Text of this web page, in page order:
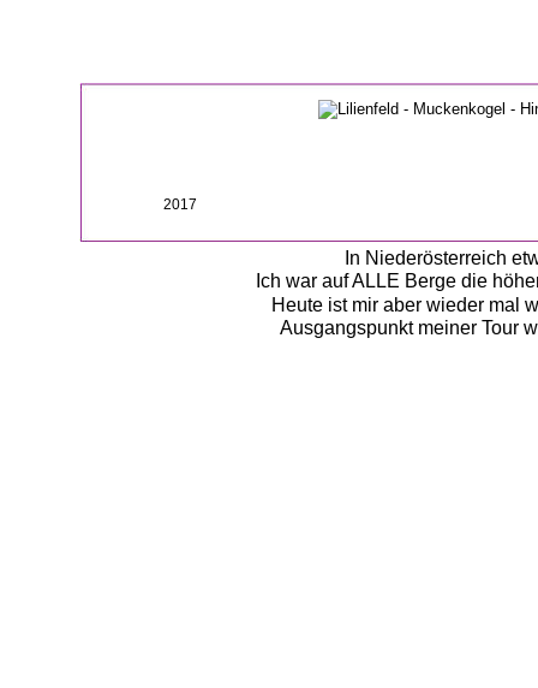
In Niederösterreich
Ich war auf ALLE Berge die
Heute ist mir aber wieder mal
Ausgangspunkt meiner Tour
2017